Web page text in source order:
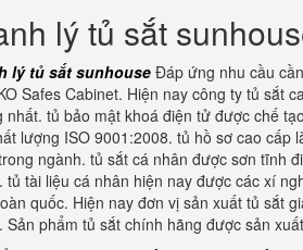
lý tủ sắt
lý tủ sắt sunhouseĐáp ứng nhu cầu
Safes Cabinet. Hiện nay công ty tủ sắt
nhất. tủ bảo mật khoá điện tử được chế
lượng ISO 9001:2008. tủ hồ sơ cao cấp
ngành. tủ sắt cá nhân được sơn tĩnh
tủ tài liệu cá nhân hiện nay được các xí
quốc. Hiện nay đơn vị sản xuất tủ sắt
Sản phẩm tủ sắt chính hãng được sản